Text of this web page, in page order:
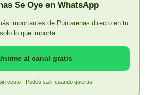
Se Oye en WhatsApp
importantes de Puntarenas directo en tu
lo que importa.
al canal gratis
costo · Podés salir cuando quieras